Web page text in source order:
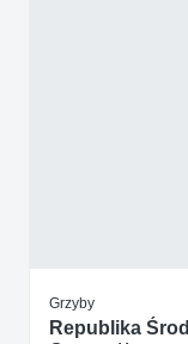
Grzyby
Republika